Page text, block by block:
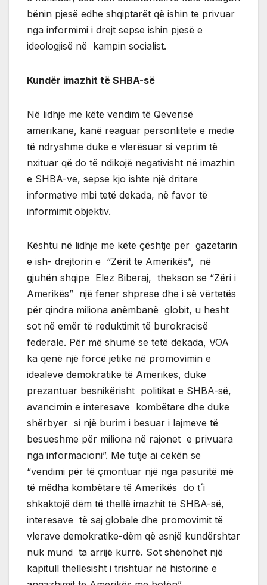
bënin pjesë edhe shqiptarët që ishin te privuar
nga informimi i drejt sepse ishin pjesë e
ideologjisë në kampin socialist.
Kundër imazhit të SHBA-së
Në lidhje me këtë vendim të Qeverisë
amerikane, kanë reaguar personlitete e medie
të ndryshme duke e vlerësuar si veprim të
nxituar që do të ndikojë negativisht në imazhin
e SHBA-ve, sepse kjo ishte një dritare
informative mbi tetë dekada, në favor të
informimit objektiv.
Kështu në lidhje me këtë çështje për gazetarin
e ish- drejtorin e “Zërit të Amerikës”, në
gjuhën shqipe Elez Biberaj, thekson se “Zëri i
Amerikës” një fener shprese dhe i së vërtetës
për qindra miliona anëmbanë globit, u hesht
sot në emër të reduktimit të burokracisë
federale. Për më shumë se tetë dekada, VOA
ka qenë një forcë jetike në promovimin e
idealeve demokratike të Amerikës, duke
prezantuar besnikërisht politikat e SHBA-së,
avancimin e interesave kombëtare dhe duke
shërbyer si një burim i besuar i lajmeve të
besueshme për miliona në rajonet e privuara
nga informacioni”. Me tutje ai cekën se
“vendimi për të çmontuar një nga pasuritë më
të mëdha kombëtare të Amerikës do t´i
shkaktojë dëm të thellë imazhit të SHBA-së,
interesave të saj globale dhe promovimit të
vlerave demokratike-dëm që asnjë kundërshtar
nuk mund ta arrijë kurrë. Sot shënohet një
kapitull thellësisht i trishtuar në historinë e